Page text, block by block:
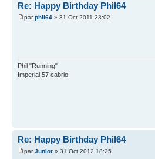
Re: Happy Birthday Phil64
parphil64 » 31 Oct 2011 23:02
Phil "Running"
Imperial 57 cabrio
Re: Happy Birthday Phil64
parJunior » 31 Oct 2012 18:25